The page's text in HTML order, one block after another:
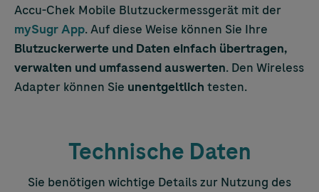
Accu-Chek Mobile Blutzuckermessgerät mit der
mySugr App. Auf diese Weise können Sie Ihre
Blutzuckerwerte und Daten einfach übertragen,
verwalten und umfassend auswerten. Den Wireless
Adapter können Sie unentgeltlich testen.
Technische Daten
Sie benötigen wichtige Details zur Nutzung des